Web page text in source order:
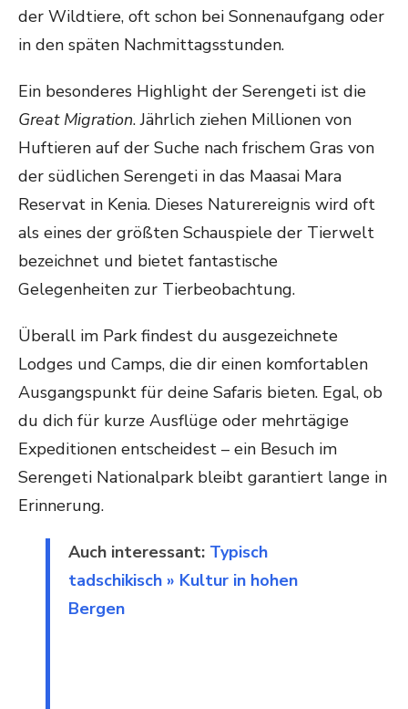
der Wildtiere, oft schon bei Sonnenaufgang oder
in den späten Nachmittagsstunden.
Ein besonderes Highlight der Serengeti ist die
Great Migration. Jährlich ziehen Millionen von
Huftieren auf der Suche nach frischem Gras von
der südlichen Serengeti in das Maasai Mara
Reservat in Kenia. Dieses Naturereignis wird oft
als eines der größten Schauspiele der Tierwelt
bezeichnet und bietet fantastische
Gelegenheiten zur Tierbeobachtung.
Überall im Park findest du ausgezeichnete
Lodges und Camps, die dir einen komfortablen
Ausgangspunkt für deine Safaris bieten. Egal, ob
du dich für kurze Ausflüge oder mehrtägige
Expeditionen entscheidest – ein Besuch im
Serengeti Nationalpark bleibt garantiert lange in
Erinnerung.
Auch interessant: Typisch
tadschikisch » Kultur in hohen
Bergen